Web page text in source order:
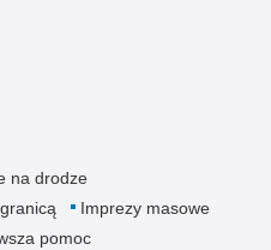
na drodze
Imprezy masowe
pomoc